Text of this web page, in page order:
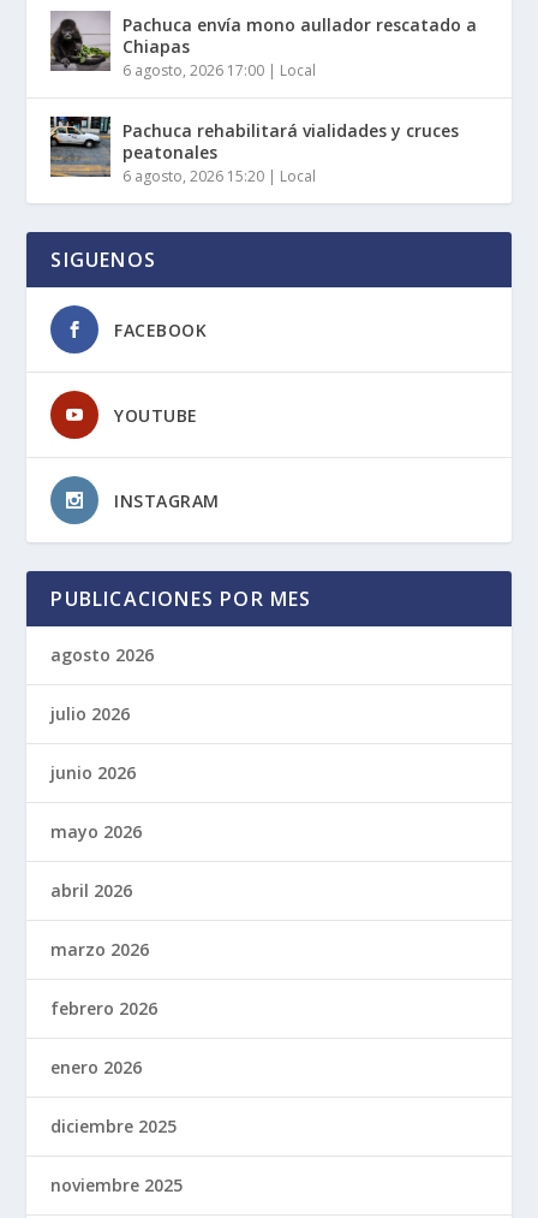
Pachuca envía mono aullador rescatado a
Chiapas
6 agosto, 2026 17:00 | Local
Pachuca rehabilitará vialidades y cruces
peatonales
6 agosto, 2026 15:20 | Local
SIGUENOS
FACEBOOK
YOUTUBE
INSTAGRAM
PUBLICACIONES POR MES
agosto 2026
julio 2026
junio 2026
mayo 2026
abril 2026
marzo 2026
febrero 2026
enero 2026
diciembre 2025
noviembre 2025